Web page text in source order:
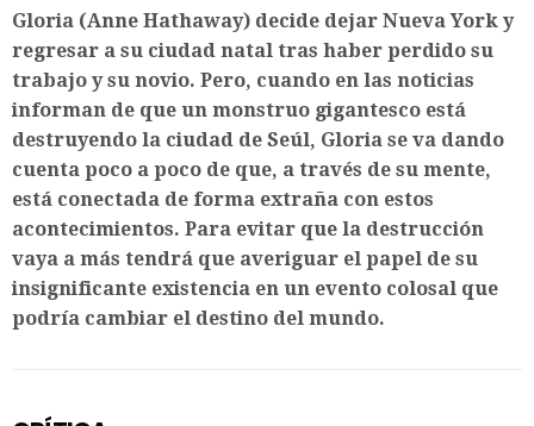
Gloria (Anne Hathaway) decide dejar Nueva York y
regresar a su ciudad natal tras haber perdido su
trabajo y su novio. Pero, cuando en las noticias
informan de que un monstruo gigantesco está
destruyendo la ciudad de Seúl, Gloria se va dando
cuenta poco a poco de que, a través de su mente,
está conectada de forma extraña con estos
acontecimientos. Para evitar que la destrucción
vaya a más tendrá que averiguar el papel de su
insignificante existencia en un evento colosal que
podría cambiar el destino del mundo.